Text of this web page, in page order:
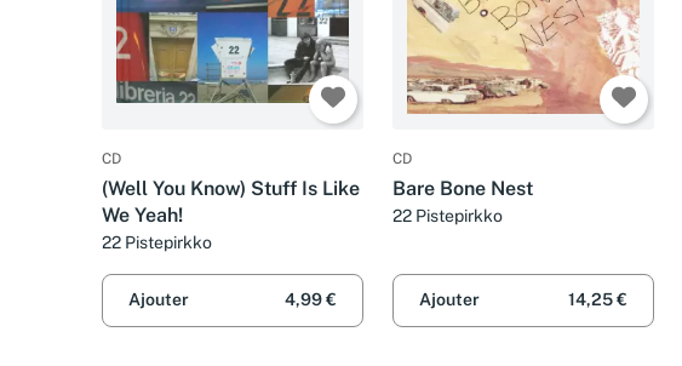
CD
(Well You Know) Stuff Is Like
We Yeah!
22 Pistepirkko
Ajouter 4,99 €
CD
Bare Bone Nest
22 Pistepirkko
Ajouter 14,25 €